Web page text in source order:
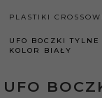
PLASTIKI
UFO BOCZKI
KOLOR BIAŁY
UFO